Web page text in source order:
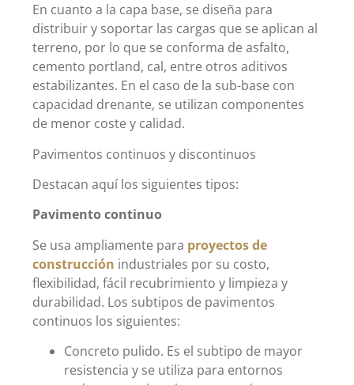
En cuanto a la capa base, se diseña para
distribuir y soportar las cargas que se aplican al
terreno, por lo que se conforma de asfalto,
cemento portland, cal, entre otros aditivos
estabilizantes. En el caso de la sub-base con
capacidad drenante, se utilizan componentes
de menor coste y calidad.
Pavimentos continuos y discontinuos
Destacan aquí los siguientes tipos:
Pavimento continuo
Se usa ampliamente para proyectos de
construcción industriales por su costo,
flexibilidad, fácil recubrimiento y limpieza y
durabilidad. Los subtipos de pavimentos
continuos los siguientes:
Concreto pulido. Es el subtipo de mayor
resistencia y se utiliza para entornos